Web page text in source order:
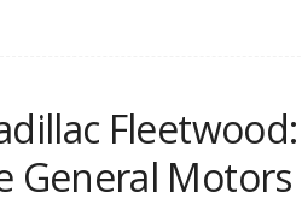
General Motors